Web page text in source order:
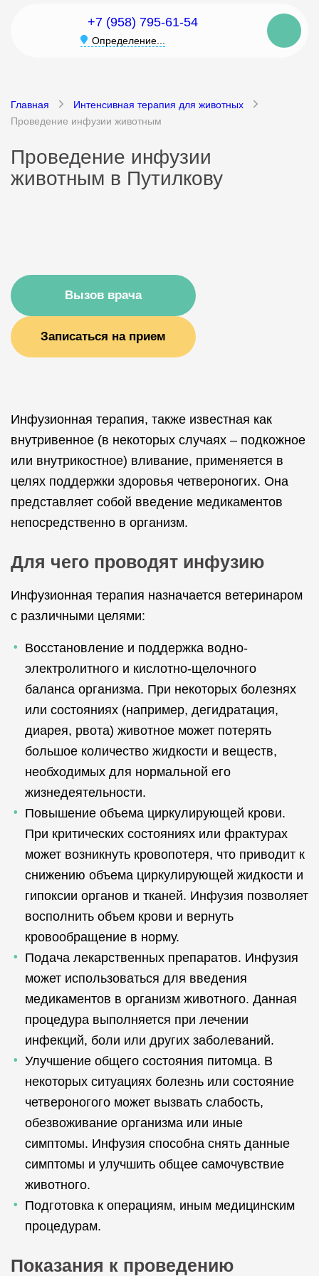
+7 (958) 795-61-54
Определение...
Главная
Интенсивная терапия для животных
Проведение инфузии животным
Проведение инфузии
животным в Путилкову
Вызов врача
Записаться на прием
Инфузионная терапия, также известная как
внутривенное (в некоторых случаях – подкожное
или внутрикостное) вливание, применяется в
целях поддержки здоровья четвероногих. Она
представляет собой введение медикаментов
непосредственно в организм.
Для чего проводят инфузию
Инфузионная терапия назначается ветеринаром
с различными целями:
Восстановление и поддержка водно-
электролитного и кислотно-щелочного
баланса организма. При некоторых болезнях
или состояниях (например, дегидратация,
диарея, рвота) животное может потерять
большое количество жидкости и веществ,
необходимых для нормальной его
жизнедеятельности.
Повышение объема циркулирующей крови.
При критических состояниях или фрактурах
может возникнуть кровопотеря, что приводит к
снижению объема циркулирующей жидкости и
гипоксии органов и тканей. Инфузия позволяет
восполнить объем крови и вернуть
кровообращение в норму.
Подача лекарственных препаратов. Инфузия
может использоваться для введения
медикаментов в организм животного. Данная
процедура выполняется при лечении
инфекций, боли или других заболеваний.
Улучшение общего состояния питомца. В
некоторых ситуациях болезнь или состояние
четвероногого может вызвать слабость,
обезвоживание организма или иные
симптомы. Инфузия способна снять данные
симптомы и улучшить общее самочувствие
животного.
Подготовка к операциям, иным медицинским
процедурам.
Показания к проведению